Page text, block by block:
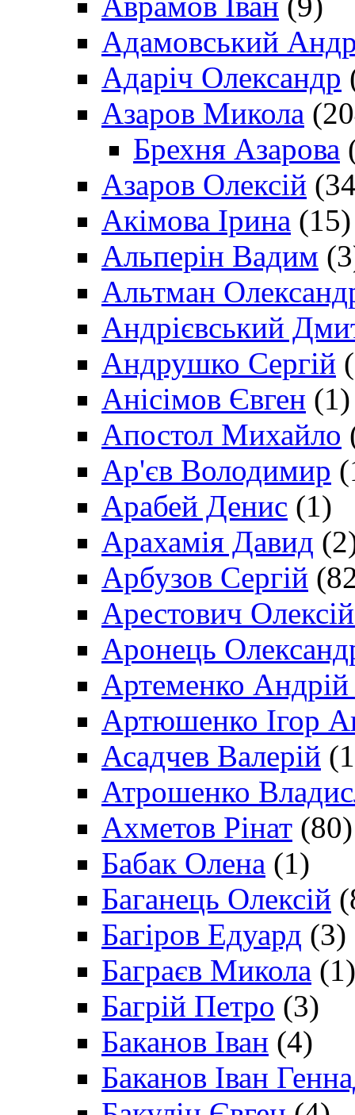
Адамовський
Адаріч Олександр
Азаров Микола
Брехня Азарова
Азаров Олексій
Акімова Ірина (15)
Альперін Вадим
Альтман
Андрієвський
Андрушко Сергій
Анісімов Євген (1)
Апостол Михайло
Ар'єв Володимир
Арабей Денис (1)
Арахамія Давид
Арбузов Сергій
Арестович
Аронець
Артеменко Андрій
Артюшенко Ігор
Асадчев Валерій
Атрошенко
Ахметов Рінат (80)
Бабак Олена (1)
Баганець Олексій
Багіров Едуард (3)
Баграєв Микола (1)
Багрій Петро (3)
Баканов Іван (4)
Баканов Іван